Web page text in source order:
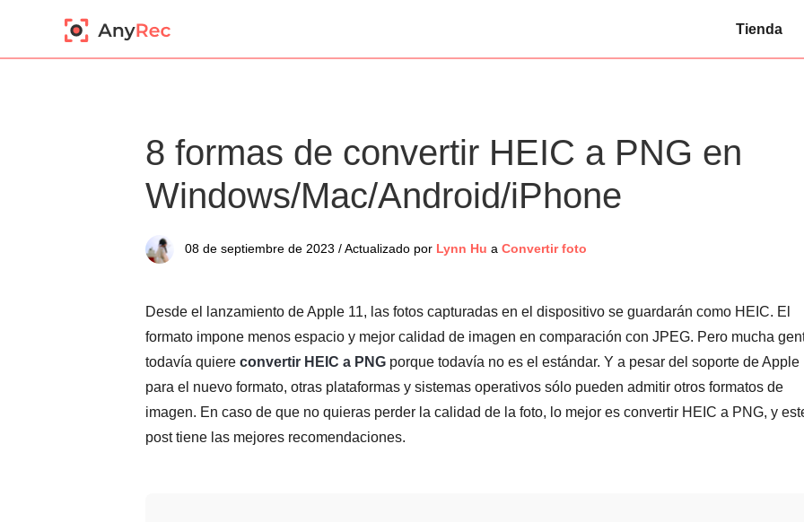
Tienda
8 formas de convertir HEIC a PNG en
Windows/Mac/Android/iPhone
08 de septiembre de 2023 / Actualizado por Lynn Hu a Convertir foto
Desde el lanzamiento de Apple 11, las fotos capturadas en el dispositivo se guardarán como HEIC. El
formato impone menos espacio y mejor calidad de imagen en comparación con JPEG. Pero mucha
todavía quiere convertir HEIC a PNG porque todavía no es el estándar. Y a pesar del soporte de Apple
para el nuevo formato, otras plataformas y sistemas operativos sólo pueden admitir otros formatos de
imagen. En caso de que no quieras perder la calidad de la foto, lo mejor es convertir HEIC a PNG, y
post tiene las mejores recomendaciones.